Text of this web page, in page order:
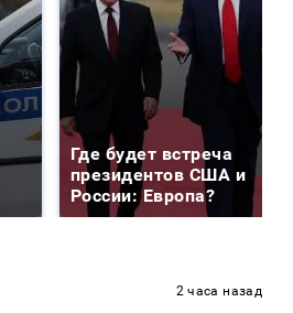
Где будет встреча
президентов США и
России: Европа?
2 часа назад